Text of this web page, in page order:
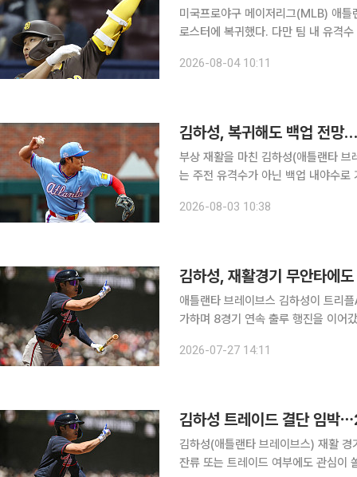
미국프로야구 메이저리그(MLB) 애
로스터에 복귀했다. 다만 팀 내 유격
자 명단(IL)에서 복귀시켰다고 발표했
2026-08-04 10:11
김하성, 복귀해도 백업 전망
부상 재활을 마친 김하성(애틀랜타
는 주전 유격수가 아닌 백업 내야수로 기용될 가능성이 크다
선수단에 남겨 백업 내야수로 활용할
2026-08-03 10:38
김하성, 재활경기 무안타에
애틀랜타 브레이브스 김하성이 트리
가하며 8경기 연속 출루 행진을 이어갔다. 김하성은 27일(한국시간) 미국 조지아주 로
2026-07-27 14:11
김하성 트레이드 결단 임박
김하성(애틀랜타 브레이브스) 재활
잔류 또는 트레이드 여부에도 관심이 쏠린다. 22일(한국시간) MLB닷컴은 김하성